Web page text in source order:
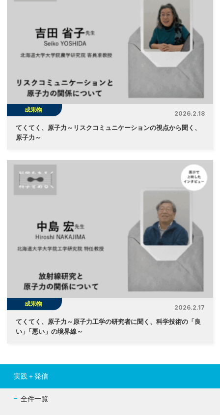
成果物
2026.2.18
てくてく、原子力～リスクコミュニケーションの視点から聞く、
原子力～
成果物
2026.2.17
てくてく、原子力～原子力工学の研究者に聞く、科学技術の「良
い」 「悪い」の境界線～
実践＋発信
全件一覧